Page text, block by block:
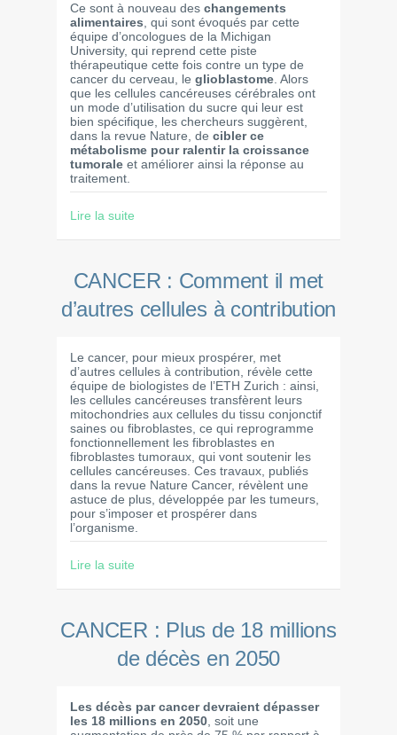
Ce sont à nouveau des changements
alimentaires , qui sont évoqués par cette
équipe d’oncologues de la Michigan
University, qui reprend cette piste
thérapeutique cette fois contre un type de
cancer du cerveau, le glioblastome . Alors
que les cellules cancéreuses cérébrales ont
un mode d’utilisation du sucre qui leur est
bien spécifique, les chercheurs suggèrent,
dans la revue Nature, de cibler ce
métabolisme pour ralentir la croissance
tumorale et améliorer ainsi la réponse au
traitement.
Lire la suite
CANCER : Comment il met
d’autres cellules à contribution
Le cancer, pour mieux prospérer, met
d’autres cellules à contribution, révèle cette
équipe de biologistes de l’ETH Zurich : ainsi,
les cellules cancéreuses transfèrent leurs
mitochondries aux cellules du tissu conjonctif
saines ou fibroblastes, ce qui reprogramme
fonctionnellement les fibroblastes en
fibroblastes tumoraux, qui vont soutenir les
cellules cancéreuses. Ces travaux, publiés
dans la revue Nature Cancer, révèlent une
astuce de plus, développée par les tumeurs,
pour s’imposer et prospérer dans
l’organisme.
Lire la suite
CANCER : Plus de 18 millions
de décès en 2050
Les décès par cancer devraient dépasser
les 18 millions en 2050 , soit une